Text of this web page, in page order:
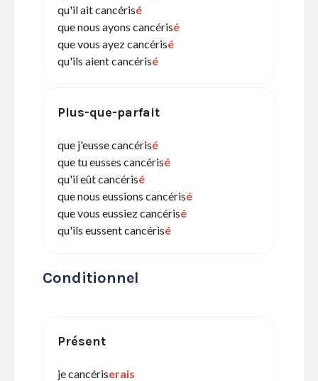
qu'il ait cancérisé
que nous ayons cancérisé
que vous ayez cancérisé
qu'ils aient cancérisé
Plus-que-parfait
que j'eusse cancérisé
que tu eusses cancérisé
qu'il eût cancérisé
que nous eussions cancérisé
que vous eussiez cancérisé
qu'ils eussent cancérisé
Conditionnel
Présent
je cancériserais